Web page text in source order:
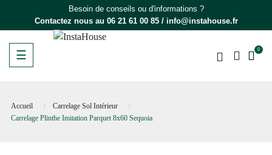
Besoin de conseils ou d'informations ?
Contactez nous au 06 21 61 00 85/ info@instahouse.fr
Basculer
la
☰ 0
Accueil
Carrelage Sol Intérieur
Carrelage Plinthe Imitation Parquet 8x60 Sequoia